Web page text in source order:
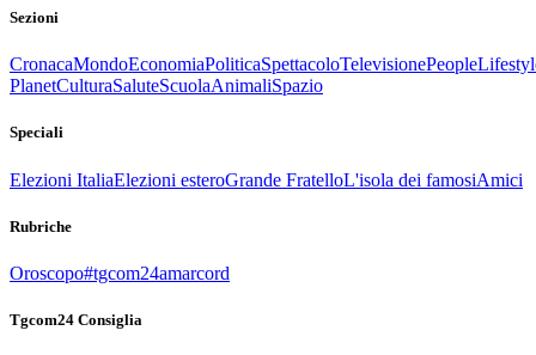
Sezioni
CronacaMondoEconomiaPoliticaSpettacoloTelevisionePeople
PlanetCulturaSaluteScuolaAnimaliSpazio
Speciali
Elezioni ItaliaElezioni esteroGrande FratelloL'isola dei famosiAmici
Rubriche
Oroscopo#tgcom24amarcord
Tgcom24 Consiglia